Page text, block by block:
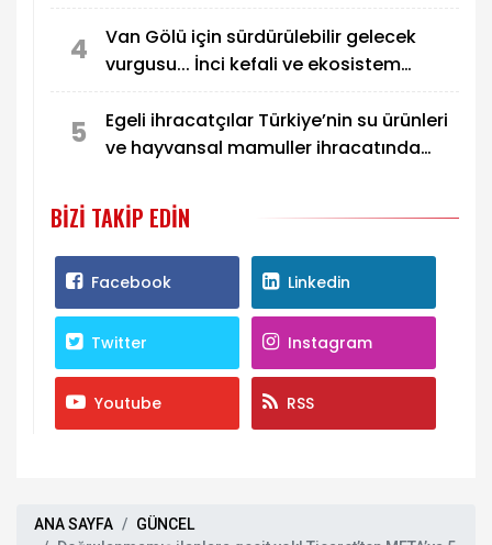
4
Van Gölü için sürdürülebilir gelecek
vurgusu... İnci kefali ve ekosistem
5
Egeli ihracatçılar Türkiye’nin su ürünleri
ve hayvansal mamuller ihracatında
BIZI TAKIP EDIN
Facebook Linkedin
Twitter Instagram
Youtube RSS
ANA SAYFA
GÜNCEL